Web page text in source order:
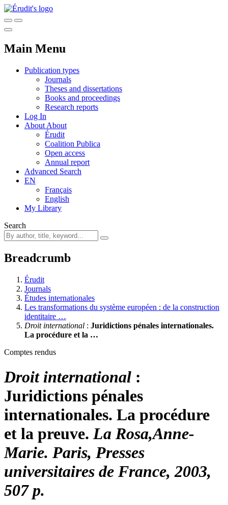
Main Menu
Publication types
Journals
Theses and dissertations
Books and proceedings
Research reports
Log In
About About
Érudit
Coalition Publica
Open access
Annual report
Advanced Search
EN
Français
English
My Library
Search
Breadcrumb
Érudit
Journals
Études internationales
Les transformations du système européen : de la construction
identitaire …
Droit international : Juridictions pénales internationales.
La procédure et la …
Comptes rendus
Droit international :
Juridictions pénales
internationales. La procédure
et la preuve. La Rosa,Anne-
Marie. Paris, Presses
universitaires de France, 2003,
507 p.